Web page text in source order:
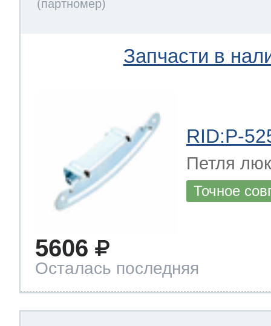
Запчасти в
RID:P-
Петля
Точное
5606
Осталась последняя